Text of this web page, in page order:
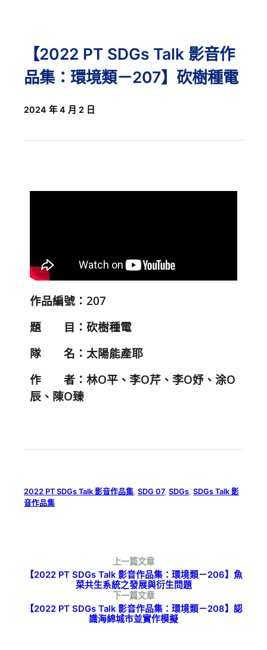
【2022 PT SDGs Talk 影音作
品集：環境類－207】砍樹種電
2024 年 4 月 2 日
作品編號：207
題 目：砍樹種電
隊 名：太陽能產耶
作 者：林O平、李O芹、李O妤、涂O
辰、陳O臻
2022 PT SDGs Talk 影音作品集 , SDG 07, SDGs , SDGs Talk 影
音作品集
上一篇文章
【2022 PT SDGs Talk 影音作品集：環境類－206】魚
菜共生系統之發展與衍生問題
下一篇文章
【2022 PT SDGs Talk 影音作品集：環境類－208】認
識海綿城市並實作模擬